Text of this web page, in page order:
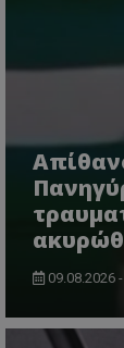
09.08.2026